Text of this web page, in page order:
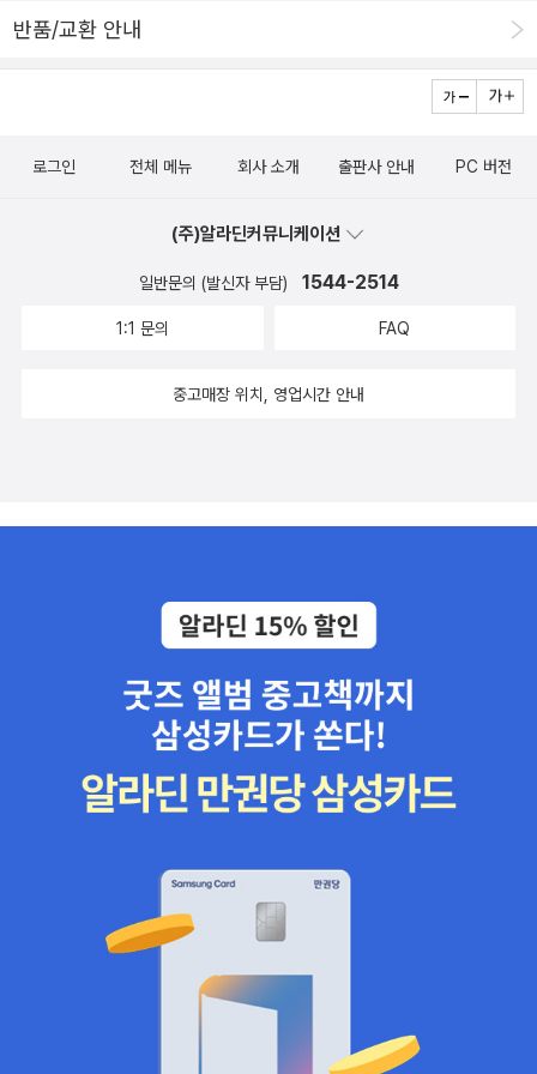
반품/교환 안내
로그인 전체 메뉴 회사 소개 출판사 안내 PC 버전
(주)알라딘커뮤니케이션
일반문의 (발신자 부담) 1544-2514
1:1 문의 FAQ
중고매장 위치, 영업시간 안내